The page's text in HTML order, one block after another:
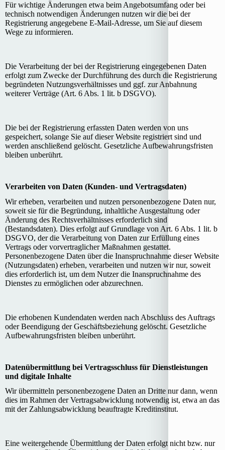
Für wichtige Änderungen etwa beim Angebotsumfang oder bei
technisch notwendigen Änderungen nutzen wir die bei der
Registrierung angegebene E-Mail-Adresse, um Sie auf diesem
Wege zu informieren.
Die Verarbeitung der bei der Registrierung eingegebenen Daten
erfolgt zum Zwecke der Durchführung des durch die Registrierung
begründeten Nutzungsverhältnisses und ggf. zur Anbahnung
weiterer Verträge (Art. 6 Abs. 1 lit. b DSGVO).
Die bei der Registrierung erfassten Daten werden von uns
gespeichert, solange Sie auf dieser Website registriert sind und
werden anschließend gelöscht. Gesetzliche Aufbewahrungsfristen
bleiben unberührt.
Verarbeiten von Daten (Kunden- und Vertragsdaten)
Wir erheben, verarbeiten und nutzen personenbezogene Daten nur,
soweit sie für die Begründung, inhaltliche Ausgestaltung oder
Änderung des Rechtsverhältnisses erforderlich sind
(Bestandsdaten). Dies erfolgt auf Grundlage von Art. 6 Abs. 1 lit. b
DSGVO, der die Verarbeitung von Daten zur Erfüllung eines
Vertrags oder vorvertraglicher Maßnahmen gestattet.
Personenbezogene Daten über die Inanspruchnahme dieser Website
(Nutzungsdaten) erheben, verarbeiten und nutzen wir nur, soweit
dies erforderlich ist, um dem Nutzer die Inanspruchnahme des
Dienstes zu ermöglichen oder abzurechnen.
Die erhobenen Kundendaten werden nach Abschluss des Auftrags
oder Beendigung der Geschäftsbeziehung gelöscht. Gesetzliche
Aufbewahrungsfristen bleiben unberührt.
Datenübermittlung bei Vertragsschluss für Dienstleistungen
und digitale Inhalte
Wir übermitteln personenbezogene Daten an Dritte nur dann, wenn
dies im Rahmen der Vertragsabwicklung notwendig ist, etwa an das
mit der Zahlungsabwicklung beauftragte Kreditinstitut.
Eine weitergehende Übermittlung der Daten erfolgt nicht bzw. nur